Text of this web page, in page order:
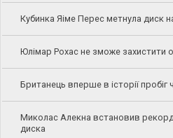
Кубинка Яіме Перес метнула диск
Юлімар Рохас не зможе захистити
Британець вперше в історії
Миколас Алекна встановив
диска